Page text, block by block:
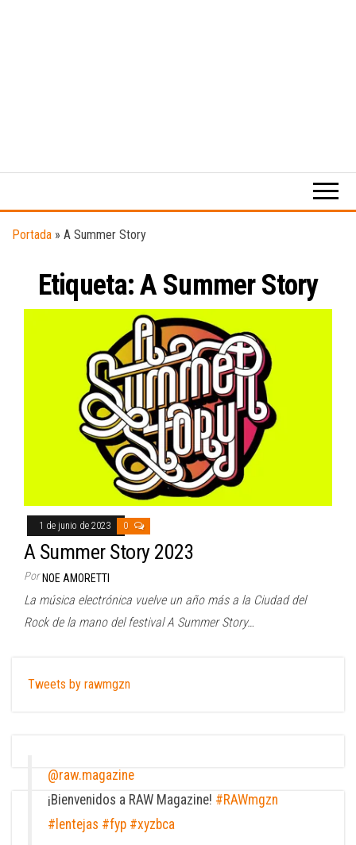
digital
Portada » A Summer Story
Etiqueta:A Summer Story
1 de junio de 2023 0
A Summer Story 2023
Por NOE AMORETTI
La música electrónica vuelve un año más a la Ciudad del
Rock de la mano del festival A Summer Story…
Tweets by rawmgzn
@raw.magazine
¡Bienvenidos a RAW Magazine! #RAWmgzn
#lentejas #fyp #xyzbca